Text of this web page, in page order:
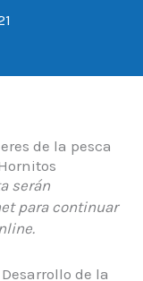
de la pesca
serán
para continuar
de la